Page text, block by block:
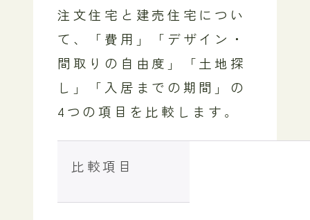
注文住宅と建売住宅につい
て、「費用」「デザイン・
間取りの自由度」「土地探
し」「入居までの期間」の
4つの項目を比較します。
比較項目